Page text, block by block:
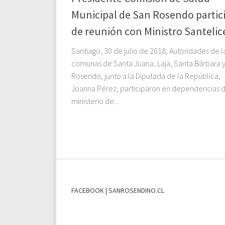
Municipal de San Rosendo
de reunión con Ministro
Santiago, 30 de julio de 2018; Autoridades de
comunas de Santa Juana, Laja, Santa Bárbara
Rosendo, junto a la Diputada de la República,
Joanna Pérez, participaron en dependencias
ministerio de...
FACEBOOK | SANROSENDINO.CL